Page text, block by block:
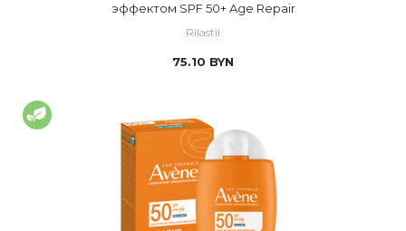
эффектом SPF 50+ Age Repair
Rilastil
75.10 BYN